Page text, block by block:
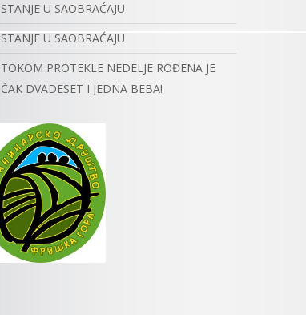
STANJE U SAOBRAĆAJU
STANJE U SAOBRAĆAJU
TOKOM PROTEKLE NEDELJE ROĐENA JE
ČAK DVADESET I JEDNA BEBA!